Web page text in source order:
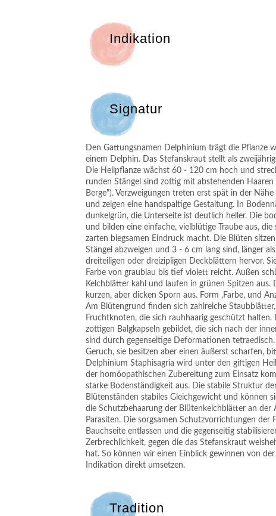
Indikation
Signatur
Den Gattungsnamen Delphinium trägt die Pflanze
einem Delphin. Das Stefanskraut stellt als
Die Heilpflanze wächst 60 - 120 cm hoch und
runden Stängel sind zottig mit abstehenden
Berge"). Verzweigungen treten erst spät in der
und zeigen eine handspaltige Gestaltung. In
dunkelgrün, die Unterseite ist deutlich heller. Die
und bilden eine einfache, vielblütige Traube aus,
zarten biegsamen Eindruck macht. Die Blüten
Stängel abzweigen und 3 - 6 cm lang sind, länger
dreiteiligen oder dreizipligen Deckblättern hervor.
Farbe von graublau bis tief violett reicht. Außen
Kelchblätter kahl und laufen in grünen Spitzen
kurzen, aber dicken Sporn aus. Form ,Farbe, und
Am Blütengrund finden sich zahlreiche
Fruchtknoten, die sich rauhhaarig geschützt
zottigen Balgkapseln gebildet, die sich nach der
sind durch gegenseitige Deformationen
Geruch, sie besitzen aber einen äußerst scharfen,
Delphinium Staphisagria wird unter den giftigen
der homöopathischen Zubereitung zum Einsatz
starke Bodenständigkeit aus. Die stabile Struktur
Blütenständen stabiles Gleichgewicht und können
die Schutzbehaarung der Blütenkelchblätter an der
Parasiten. Die sorgsamen Schutzvorrichtungen der
Bauchseite entlassen und die gegenseitig
Zerbrechlichkeit, gegen die das Stefanskraut
hat. So können wir einen Einblick gewinnen von
Indikation direkt umsetzen.
Tradition